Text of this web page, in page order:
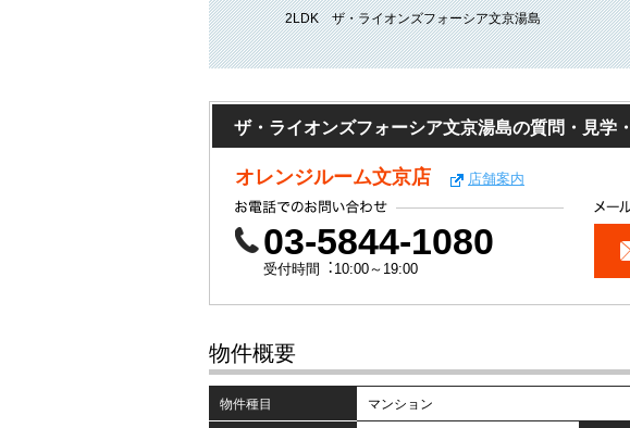
2LDK ザ・ライオンズフォーシア文京湯島
ザ・ライオンズフォーシア文京湯島の質問・見学
オレンジルーム文京店 店舗案内
03-5844-1080
受付時間︓10:00～19:00
物件概要
物件種目 マンション